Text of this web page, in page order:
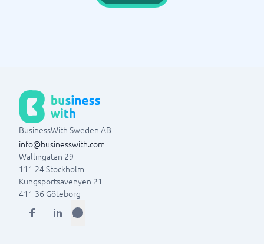
BusinessWith Sweden AB
info@businesswith.com
Wallingatan 29
111 24Stockholm
Kungsportsavenyen 21
411 36 Göteborg